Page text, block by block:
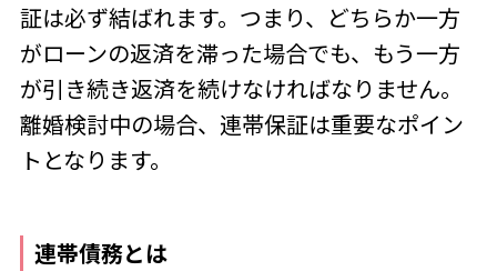
証は必ず結ばれます。つまり、どちらか一方
がローンの返済を滞った場合でも、もう一方
が引き続き返済を続けなければなりません。
離婚検討中の場合、連帯保証は重要なポイン
トとなります。
連帯債務とは